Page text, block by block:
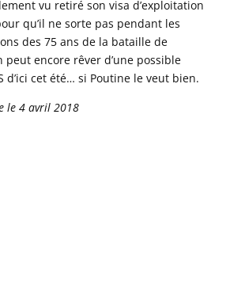
vu retiré son visa d’exploitation
qu’il ne sorte pas pendant les
des 75 ans de la bataille de
peut encore rêver d’une possible
d’ici cet été… si Poutine le veut bien.
le 4 avril 2018